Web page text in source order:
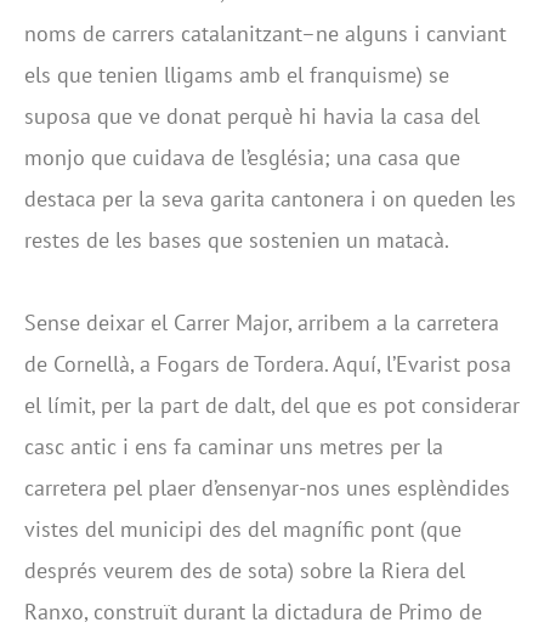
noms de carrers catalanitzant–ne alguns i canviant
els que tenien lligams amb el franquisme) se
suposa que ve donat perquè hi havia la casa del
monjo que cuidava de l’església; una casa que
destaca per la seva garita cantonera i on queden les
restes de les bases que sostenien un matacà.
Sense deixar el Carrer Major, arribem a la carretera
de Cornellà, a Fogars de Tordera. Aquí, l’Evarist posa
el límit, per la part de dalt, del que es pot considerar
casc antic i ens fa caminar uns metres per la
carretera pel plaer d’ensenyar-nos unes esplèndides
vistes del municipi des del magnífic pont (que
després veurem des de sota) sobre la Riera del
Ranxo, construït durant la dictadura de Primo de